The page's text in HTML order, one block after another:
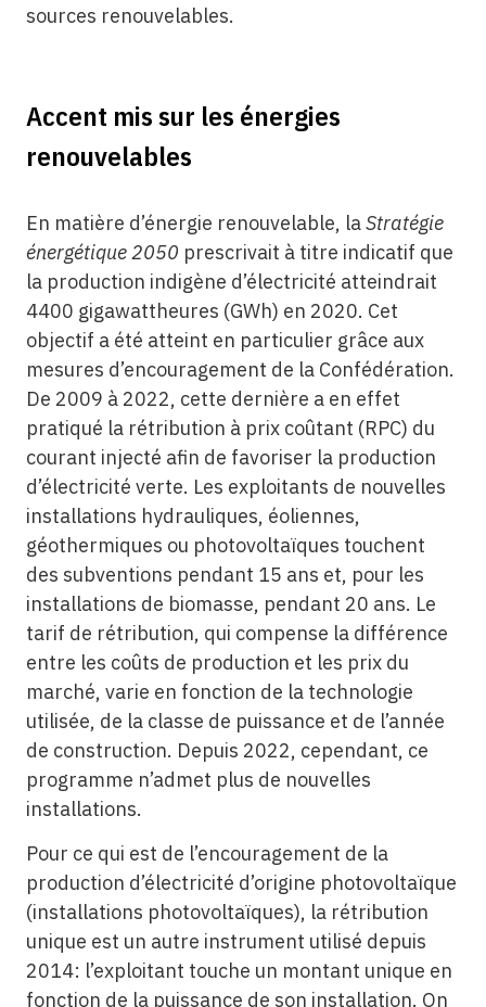
sources renouvelables.
Accent mis sur les énergies
renouvelables
En matière d’énergie renouvelable, laStratégie
énergétique 2050 prescrivait à titre indicatif que
la production indigène d’électricité atteindrait
4400 gigawattheures (GWh) en 2020. Cet
objectif a été atteint en particulier grâce aux
mesures d’encouragement de la Confédération.
De 2009 à 2022, cette dernière a en effet
pratiqué la rétribution à prix coûtant (RPC) du
courant injecté afin de favoriser la production
d’électricité verte. Les exploitants de nouvelles
installations hydrauliques, éoliennes,
géothermiques ou photovoltaïques touchent
des subventions pendant 15 ans et, pour les
installations de biomasse, pendant 20 ans. Le
tarif de rétribution, qui compense la différence
entre les coûts de production et les prix du
marché, varie en fonction de la technologie
utilisée, de la classe de puissance et de l’année
de construction. Depuis 2022, cependant, ce
programme n’admet plus de nouvelles
installations.
Pour ce qui est de l’encouragement de la
production d’électricité d’origine photovoltaïque
(installations photovoltaïques), la rétribution
unique est un autre instrument utilisé depuis
2014: l’exploitant touche un montant unique en
fonction de la puissance de son installation. On